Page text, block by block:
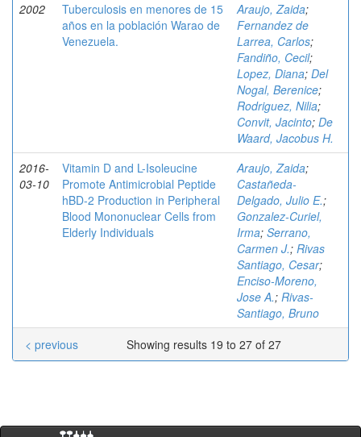
2002
Tuberculosis en menores de 15
años en la población Warao de
Venezuela.
Araujo, Zaida;
Fernandez de
Larrea, Carlos;
Fandiño, Cecil;
Lopez, Diana; Del
Nogal, Berenice;
Rodriguez, Nilia;
Convit, Jacinto; De
Waard, Jacobus H.
2016-
03-10
Vitamin D and L-Isoleucine
Promote Antimicrobial Peptide
hBD-2 Production in Peripheral
Blood Mononuclear Cells from
Elderly Individuals
Araujo, Zaida;
Castañeda-
Delgado, Julio E.;
Gonzalez-Curiel,
Irma; Serrano,
Carmen J.; Rivas
Santiago, Cesar;
Enciso-Moreno,
Jose A.; Rivas-
Santiago, Bruno
Showing results 19 to 27 of 27
< previous